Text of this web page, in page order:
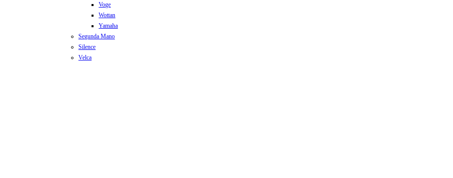
Voge
Wottan
Yamaha
Segunda Mano
Silence
Velca